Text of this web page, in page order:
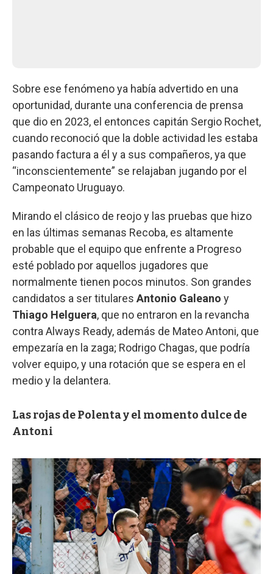
Sobre ese fenómeno ya había advertido en una
oportunidad, durante una conferencia de prensa
que dio en 2023, el entonces capitán Sergio Rochet,
cuando reconoció que la doble actividad les estaba
pasando factura a él y a sus compañeros, ya que
“inconscientemente” se relajaban jugando por el
Campeonato Uruguayo.
Mirando el clásico de reojo y las pruebas que hizo
en las últimas semanas Recoba, es altamente
probable que el equipo que enfrente a Progreso
esté poblado por aquellos jugadores que
normalmente tienen pocos minutos. Son grandes
candidatos a ser titulares Antonio Galeano y
Thiago Helguera, que no entraron en la revancha
contra Always Ready, además de Mateo Antoni, que
empezaría en la zaga; Rodrigo Chagas, que podría
volver equipo, y una rotación que se espera en el
medio y la delantera.
Las rojas de Polenta y el momento dulce de
Antoni